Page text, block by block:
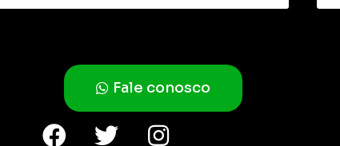
Fale conosco